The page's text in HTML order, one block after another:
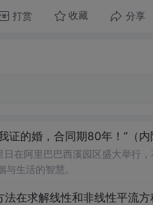
打赏 收藏 分享
证的婚，合同期80年！”（内
在阿里巴巴西溪园区盛大举行
生活的智慧。
在求解线性和非线性平流